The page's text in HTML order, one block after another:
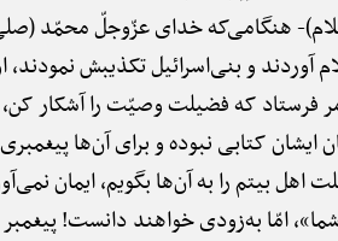
هنگامی‌که خدای عزّوجلّ محمّد (صلی
آوردند و بنی‌اسرائیل تکذیبش
فرستاد که فضیلت وصیّت را آشکار
کتابی نبوده و برای آن‌ها
اهل بیتم را به آن‌ها بگویم، ایمان
امّا به‌زودی خواهند دانست!